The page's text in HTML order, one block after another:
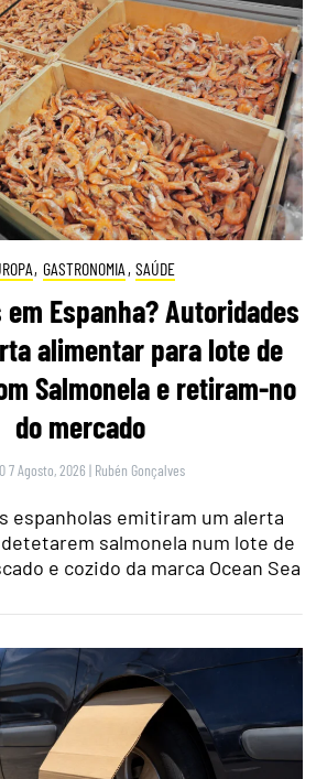
, GASTRONOMIA , SAÚDE
em Espanha? Autoridades
alimentar para lote de
Salmonela e retiram-no
do mercado
7 Agosto, 2026 | Rubén Gonçalves
espanholas emitiram um alerta
salmonela num lote de
e cozido da marca Ocean Sea